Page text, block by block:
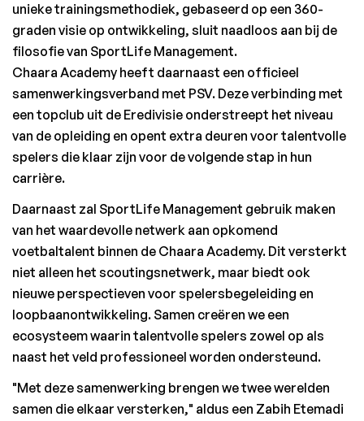
unieke trainingsmethodiek, gebaseerd op een 360-
graden visie op ontwikkeling, sluit naadloos aan bij de
filosofie van SportLife Management.
Chaara Academy heeft daarnaast een officieel
samenwerkingsverband met PSV. Deze verbinding met
een topclub uit de Eredivisie onderstreept het niveau
van de opleiding en opent extra deuren voor talentvolle
spelers die klaar zijn voor de volgende stap in hun
carrière.
Daarnaast zal SportLife Management gebruik maken
van het waardevolle netwerk aan opkomend
voetbaltalent binnen de Chaara Academy. Dit versterkt
niet alleen het scoutingsnetwerk, maar biedt ook
nieuwe perspectieven voor spelersbegeleiding en
loopbaanontwikkeling. Samen creëren we een
ecosysteem waarin talentvolle spelers zowel op als
naast het veld professioneel worden ondersteund.
"Met deze samenwerking brengen we twee werelden
samen die elkaar versterken," aldus een Zabih Etemadi